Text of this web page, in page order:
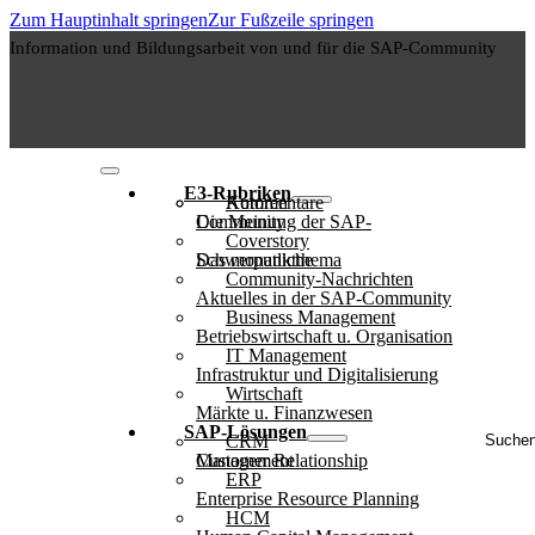
Zum Hauptinhalt springenZur Fußzeile springen
Information und Bildungsarbeit von und für die SAP-Community
E3-Rubriken
Autoren
Kommentare
Die Meinung der SAP-Community
Coverstory
Das monatliche Schwerpunktthema
Community-Nachrichten
Aktuelles in der SAP-Community
Business Management
Betriebswirtschaft u. Organisation
IT Management
Infrastruktur und Digitalisierung
Wirtschaft
Märkte u. Finanzwesen
SAP-Lösungen
CRM
Customer Relationship Management
ERP
Enterprise Resource Planning
HCM
..